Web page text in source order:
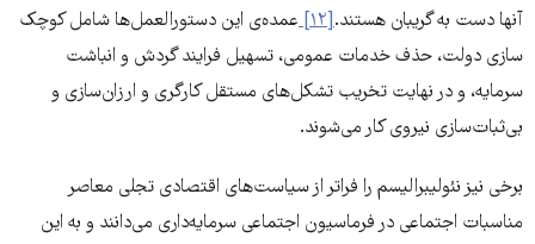
آنها دست به گریبان هستند.[۱۲]
عمده‌ی این دستور‌العمل‌ها شامل کوچک
سازی دولت، حذف خدمات عمومی، تسهیل فرایند گردش و انباشت
سرمایه، و در نهایت تخریب تشکل‌های مستقل کارگری و ارزان‌سازی و
بی‌ثبات‌سازی نیروی کار می‌شوند.
برخی نیز نئولیبرالیسم را فراتر از سیاست‌های اقتصادی تجلی معاصر
مناسبات اجتماعی در فرماسیون اجتماعی سرمایه‌داری می‌دانند و به این